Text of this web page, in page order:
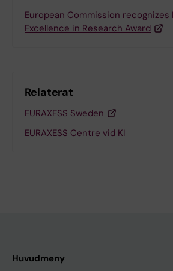
European Commission recognizes
Excellence in Research Award
Relaterat
EURAXESS Sweden
EURAXESS Centre vid KI
Huvudmeny